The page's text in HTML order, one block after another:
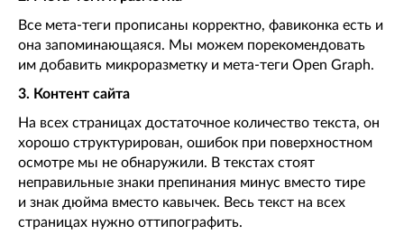
Все мета-теги прописаны корректно, фавиконка есть и
она запоминающаяся. Мы можем порекомендовать
им добавить микроразметку и мета-теги Open Graph.
3. Контент сайта
На всех страницах достаточное количество текста, он
хорошо структурирован, ошибок при поверхностном
осмотре мы не обнаружили. В текстах стоят
неправильные знаки препинания минус вместо тире
и знак дюйма вместо кавычек. Весь текст на всех
страницах нужно оттипографить.